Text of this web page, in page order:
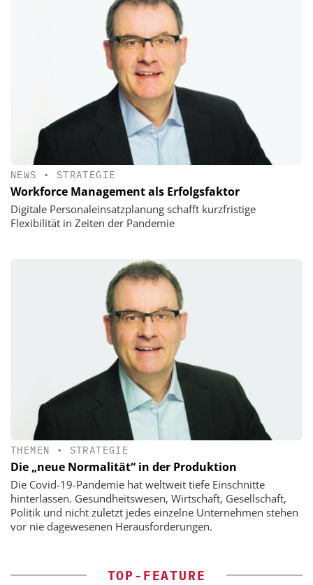
NEWS • STRATEGIE
Workforce Management als Erfolgsfaktor
Digitale Personaleinsatzplanung schafft kurzfristige
Flexibilität in Zeiten der Pandemie
THEMEN • STRATEGIE
Die „neue Normalität“ in der Produktion
Die Covid-19-Pandemie hat weltweit tiefe Einschnitte
hinterlassen. Gesundheitswesen, Wirtschaft, Gesellschaft,
Politik und nicht zuletzt jedes einzelne Unternehmen stehen
vor nie dagewesenen Herausforderungen.
TOP-FEATURE